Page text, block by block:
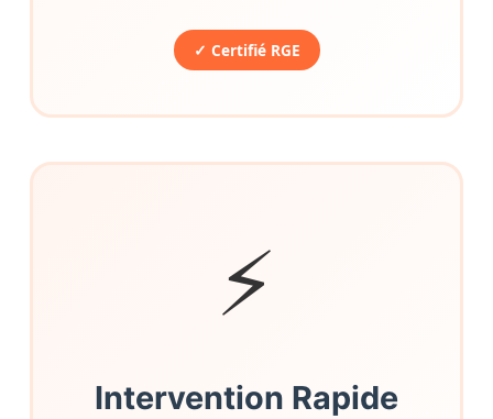
✓ Certifié RGE
⚡
Intervention Rapide